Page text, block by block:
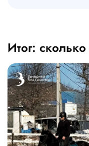
Итог: